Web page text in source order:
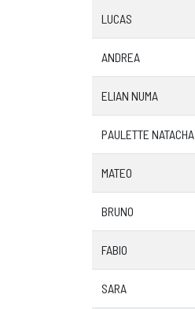
LUCAS
ANDREA
ELIAN NUMA
PAULETTE NATACHA
MATEO
BRUNO
FABIO
SARA